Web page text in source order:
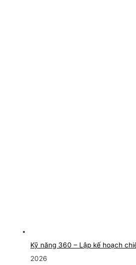
Kỹ năng 360 – Lập kế hoạch
2026